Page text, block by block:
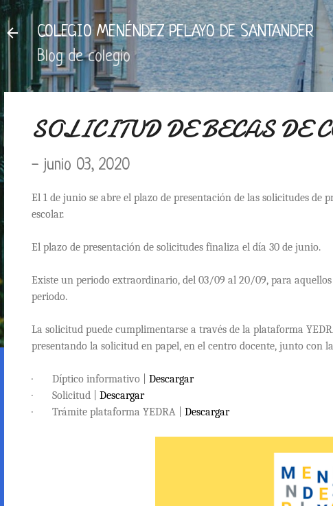
Ir al contenido
COLEGIO MENÉNDEZ PELAYO DE SANTANDER
Blog de colegio
SOLICITUD DE BECAS DE
- junio 03, 2020
El 1 de junio se abre el plazo de presentación de las solicitudes
escolar.
El plazo de presentación de solicitudes finaliza el día 30 de junio.
Existe un periodo extraordinario, del 03/09 al 20/09, para
periodo.
La solicitud puede cumplimentarse a través de la plataforma
presentando la solicitud en papel, en el centro docente, junto con
· Díptico informativo | Descargar
· Solicitud | Descargar
· Trámite plataforma YEDRA | Descargar